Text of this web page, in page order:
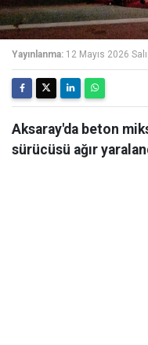
Yayınlanma: 12 Mayıs 2026
Aksaray'da beton
sürücüsü ağır